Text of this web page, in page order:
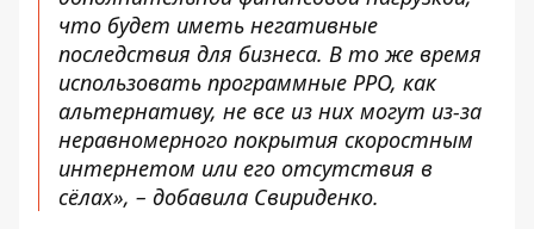
что будет иметь негативные
последствия для бизнеса. В то же время
использовать программные РРО, как
альтернативу, не все из них могут из-за
неравномерного покрытия скоростным
интернетом или его отсутствия в
сёлах», – добавила Свириденко.